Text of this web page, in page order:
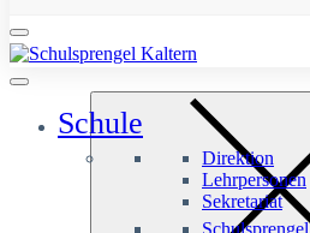
Schule
Direktion
Lehrpersonen
Sekretariat
Schulsprengel